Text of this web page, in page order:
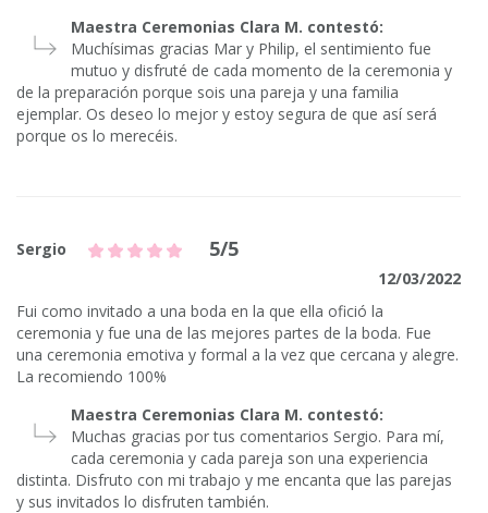
Maestra Ceremonias Clara M. contestó:
Muchísimas gracias Mar y Philip, el sentimiento fue
mutuo y disfruté de cada momento de la ceremonia y
de la preparación porque sois una pareja y una familia
ejemplar. Os deseo lo mejor y estoy segura de que así será
porque os lo merecéis.
Sergio 5/5
12/03/2022
Fui como invitado a una boda en la que ella ofició la
ceremonia y fue una de las mejores partes de la boda. Fue
una ceremonia emotiva y formal a la vez que cercana y alegre.
La recomiendo 100%
Maestra Ceremonias Clara M. contestó:
Muchas gracias por tus comentarios Sergio. Para mí,
cada ceremonia y cada pareja son una experiencia
distinta. Disfruto con mi trabajo y me encanta que las parejas
y sus invitados lo disfruten también.